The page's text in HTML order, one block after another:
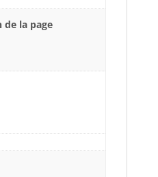
de la page